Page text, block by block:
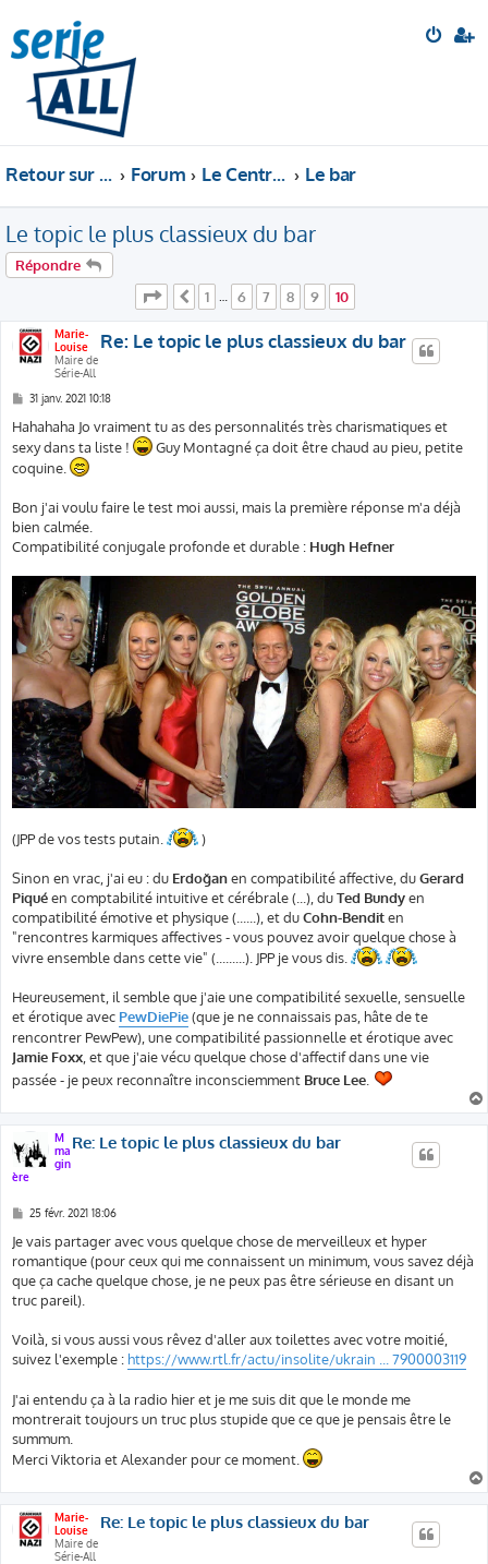
Retour sur le site Forum Le Central Perk Le bar
Le topic le plus classieux du bar
Répondre
Page
10 10
Précédente
1 … 6 7 8 9 10
Marie-
Louise
Maire de
Série-All
Re: Le topic le plus classieux du bar
M
s
s
a
e
31 janv. 2021 10:18
Hahahaha Jo vraiment tu as des personnalités très charismatiques et
sexy dans ta liste !
Guy Montagné ça doit être chaud au pieu, petite
coquine.
Bon j'ai voulu faire le test moi aussi, mais la première réponse m'a déjà
bien calmée.
Compatibilité conjugale profonde et durable : Hugh Hefner
(JPP de vos tests putain. )
Sinon en vrac, j'ai eu : du Erdoğanen compatibilité affective, duGerard
Piquéen comptabilité intuitive et cérébrale (...), duTed Bundyen
compatibilité émotive et physique (......), et duCohn-Benditen
"rencontres karmiques affectives - vous pouvez avoir quelque chose à
vivre ensemble dans cette vie" (.........). JPP je vous dis.
Heureusement, il semble que j'aie une compatibilité sexuelle, sensuelle
et érotique avec PewDiePie(que je ne connaissais pas, hâte de te
rencontrer PewPew), une compatibilité passionnelle et érotique avec
Jamie Foxx , et que j'aie vécu quelque chose d'affectif dans une vie
passée - je peux reconnaître inconsciemment Bruce Lee
M
ma
gin
ère
Re: Le topic le plus classieux du bar
M
s
s
a
g
e
25 févr. 2021 18:06
Je vais partager avec vous quelque chose de merveilleux et hyper
romantique (pour ceux qui me connaissent un minimum, vous savez déjà
que ça cache quelque chose, je ne peux pas être sérieuse en disant un
truc pareil).
Voilà, si vous aussi vous rêvez d'aller aux toilettes avec votre moitié,
suivez l'exemple : https://www.rtl.fr/actu/insolite/ukrain ... 7900003119
J'ai entendu ça à la radio hier et je me suis dit que le monde me
montrerait toujours un truc plus stupide que ce que je pensais être le
summum.
Merci Viktoria et Alexander pour ce moment.
Marie-
Louise
Maire de
Série-All
Re: Le topic le plus classieux du bar